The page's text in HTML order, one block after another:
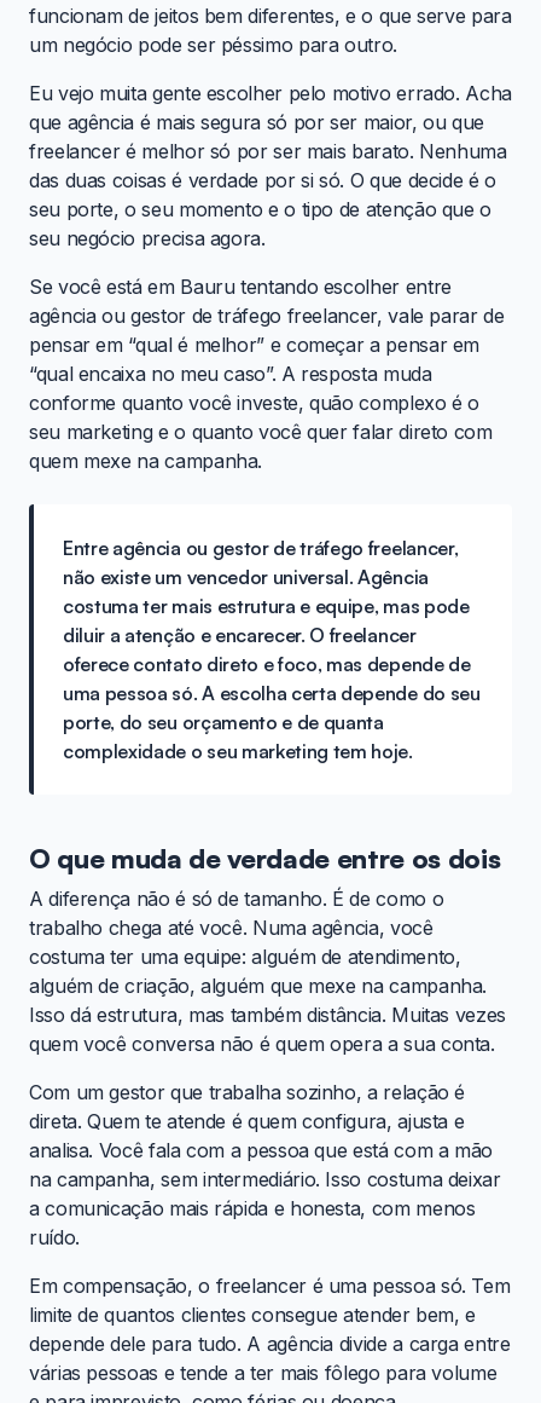
funcionam de jeitos bem diferentes, e o que serve para
um negócio pode ser péssimo para outro.
Eu vejo muita gente escolher pelo motivo errado. Acha
que agência é mais segura só por ser maior, ou que
freelancer é melhor só por ser mais barato. Nenhuma
das duas coisas é verdade por si só. O que decide é o
seu porte, o seu momento e o tipo de atenção que o
seu negócio precisa agora.
Se você está em Bauru tentando escolher entre
agência ou gestor de tráfego freelancer, vale parar de
pensar em “qual é melhor” e começar a pensar em
“qual encaixa no meu caso”. A resposta muda
conforme quanto você investe, quão complexo é o
seu marketing e o quanto você quer falar direto com
quem mexe na campanha.
Entre agência ou gestor de tráfego freelancer,
não existe um vencedor universal. Agência
costuma ter mais estrutura e equipe, mas pode
diluir a atenção e encarecer. O freelancer
oferece contato direto e foco, mas depende de
uma pessoa só. A escolha certa depende do seu
porte, do seu orçamento e de quanta
complexidade o seu marketing tem hoje.
O que muda de verdade entre os dois
A diferença não é só de tamanho. É de como o
trabalho chega até você. Numa agência, você
costuma ter uma equipe: alguém de atendimento,
alguém de criação, alguém que mexe na campanha.
Isso dá estrutura, mas também distância. Muitas vezes
quem você conversa não é quem opera a sua conta.
Com um gestor que trabalha sozinho, a relação é
direta. Quem te atende é quem configura, ajusta e
analisa. Você fala com a pessoa que está com a mão
na campanha, sem intermediário. Isso costuma deixar
a comunicação mais rápida e honesta, com menos
ruído.
Em compensação, o freelancer é uma pessoa só. Tem
limite de quantos clientes consegue atender bem, e
depende dele para tudo. A agência divide a carga entre
várias pessoas e tende a ter mais fôlego para volume